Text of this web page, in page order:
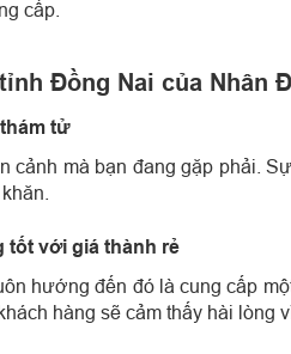
cấp.
Đồng Nai của Nhân
tử
cảnh mà bạn đang gặp phải.
tốt với giá thành rẻ
hướng đến đó là cung cấp
hàng sẽ cảm thấy hài lòng